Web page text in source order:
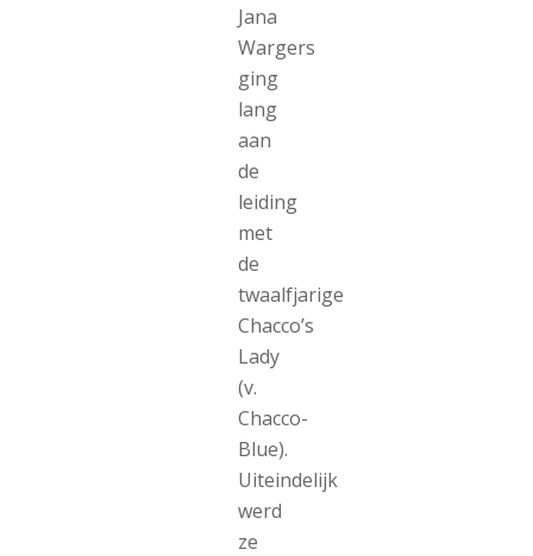
Jana
Wargers
ging
lang
aan
de
leiding
met
de
twaalfjarige
Chacco’s
Lady
(v.
Chacco-
Blue).
Uiteindelijk
werd
ze